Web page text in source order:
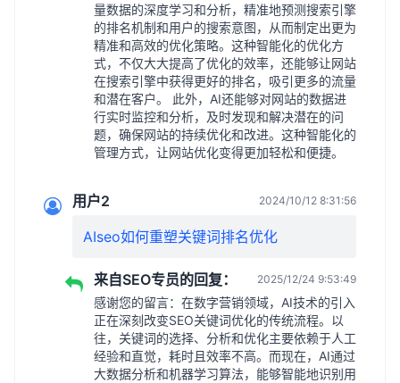
量数据的深度学习和分析，精准地预测搜索引擎
的排名机制和用户的搜索意图，从而制定出更为
精准和高效的优化策略。这种智能化的优化方
式，不仅大大提高了优化的效率，还能够让网站
在搜索引擎中获得更好的排名，吸引更多的流量
和潜在客户。 此外，AI还能够对网站的数据进
行实时监控和分析，及时发现和解决潜在的问
题，确保网站的持续优化和改进。这种智能化的
管理方式，让网站优化变得更加轻松和便捷。
用户2 2024/10/12 8:31:56
AIseo如何重塑关键词排名优化
来自SEO专员的回复： 2025/12/24 9:53:49
感谢您的留言：在数字营销领域，AI技术的引入
正在深刻改变SEO关键词优化的传统流程。以
往，关键词的选择、分析和优化主要依赖于人工
经验和直觉，耗时且效率不高。而现在，AI通过
大数据分析和机器学习算法，能够智能地识别用